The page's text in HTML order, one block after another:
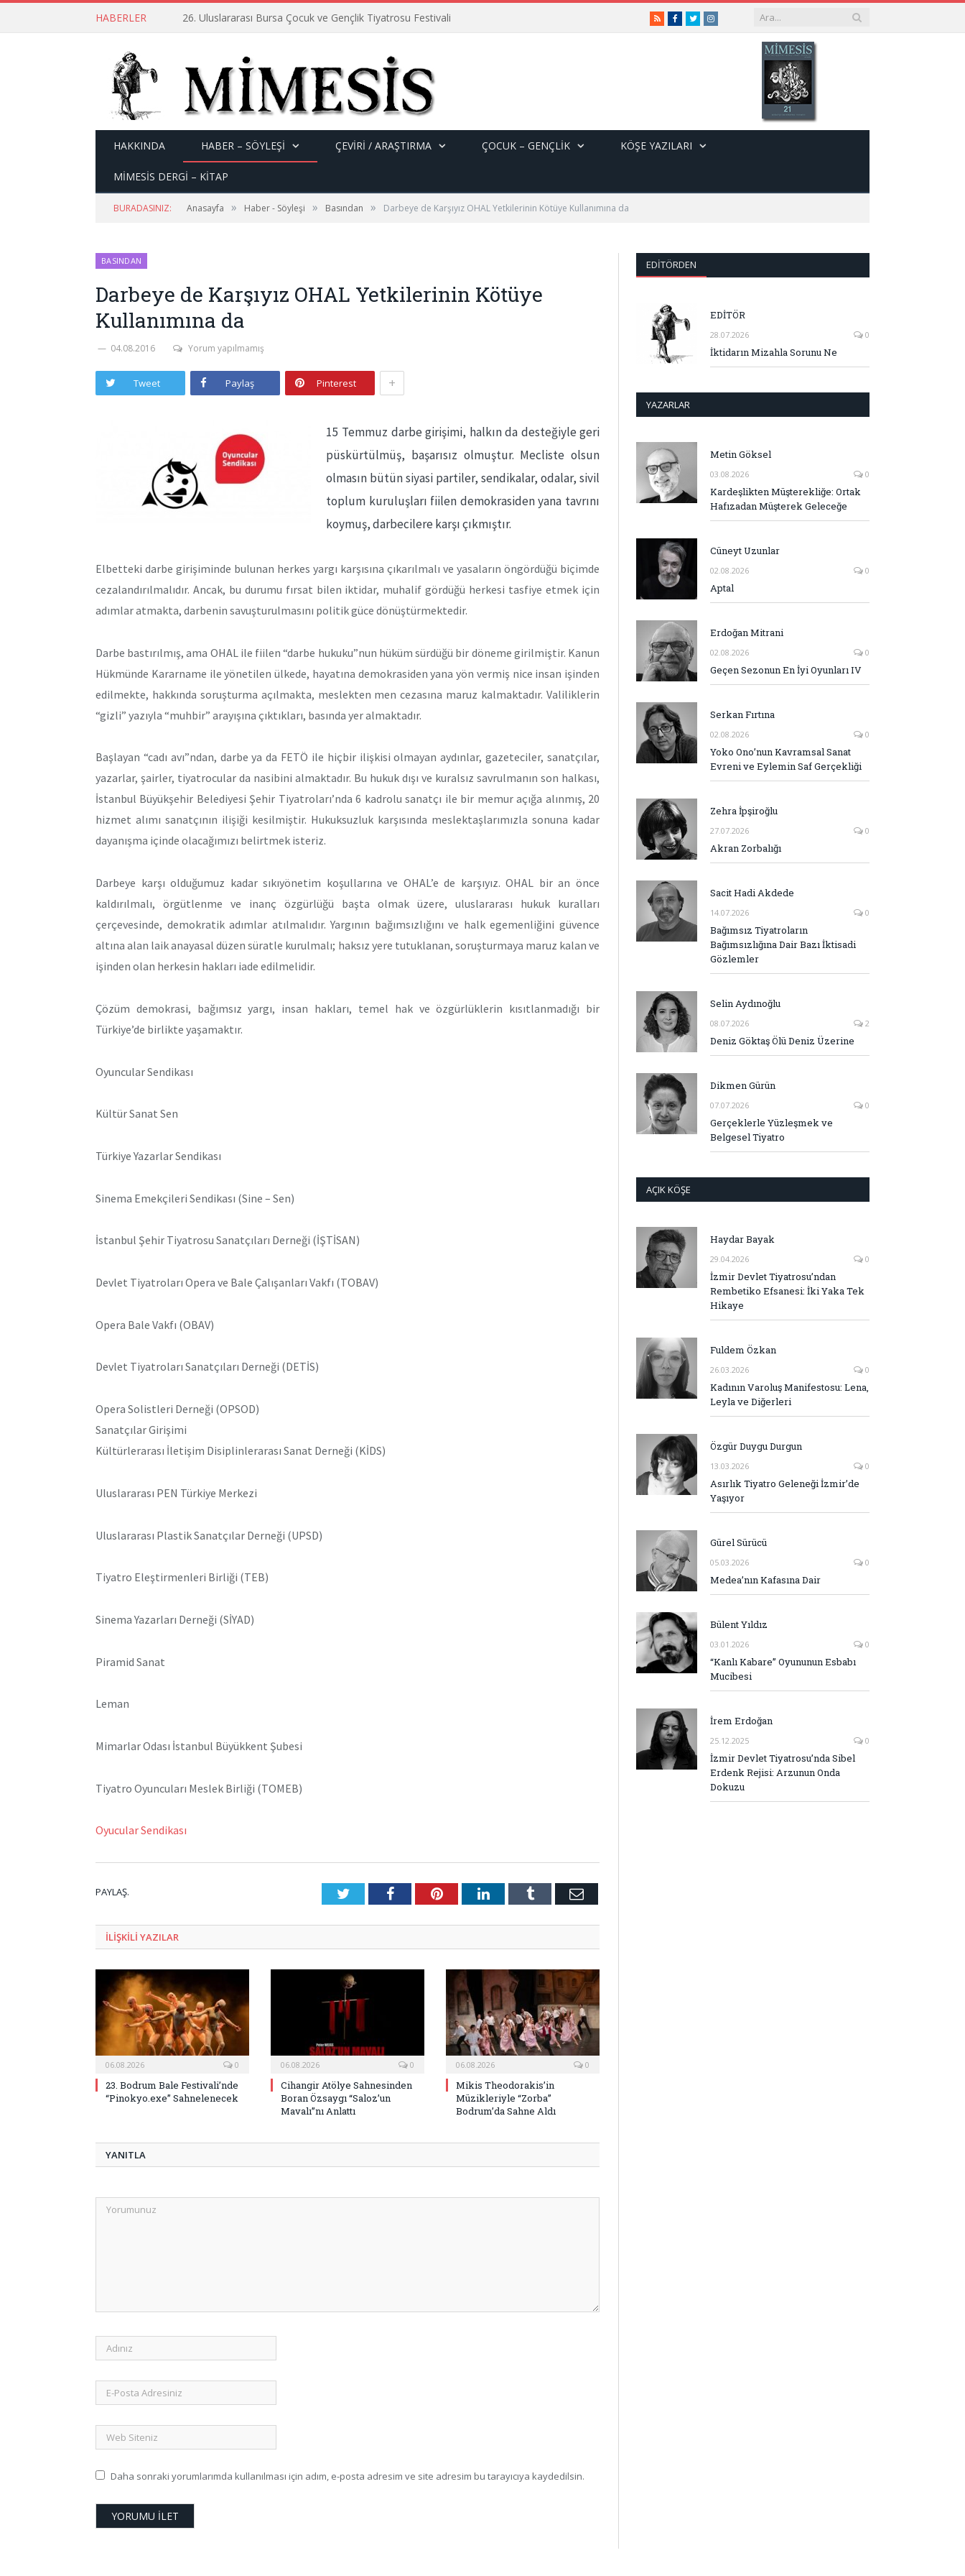
HABERLER 26. Uluslararası Bursa Çocuk ve Gençlik Tiyatrosu Festivali RSSFacebook
TwitterInstagram
HAKKINDA HABER – SÖYLEŞI ÇEVİRİ / ARAŞTIRMA ÇOCUK – GENÇLIK KÖŞE YAZILARI
MİMESİS DERGİ – KİTAP
BURADASINIZ: Anasayfa » Haber - Söyleşi » Basından » Darbeye de Karşıyız OHAL Yetkilerinin Kötüye Kullanımına da
BASINDAN
Darbeye de Karşıyız OHAL Yetkilerinin Kötüye
Kullanımına da
04.08.2016 Yorum yapılmamış
Tweet Paylaş Pinterest +
15 Temmuz darbe girişimi, halkın da desteğiyle geri
püskürtülmüş, başarısız olmuştur. Mecliste olsun
olmasın bütün siyasi partiler, sendikalar, odalar, sivil
toplum kuruluşları fiilen demokrasiden yana tavrını
koymuş, darbecilere karşı çıkmıştır.
Elbetteki darbe girişiminde bulunan herkes yargı karşısına çıkarılmalı ve yasaların öngördüğü biçimde
cezalandırılmalıdır. Ancak, bu durumu fırsat bilen iktidar, muhalif gördüğü herkesi tasfiye etmek için
adımlar atmakta, darbenin savuşturulmasını politik güce dönüştürmektedir.
Darbe bastırılmış, ama OHAL ile fiilen “darbe hukuku”nun hüküm sürdüğü bir döneme girilmiştir. Kanun
Hükmünde Kararname ile yönetilen ülkede, hayatına demokrasiden yana yön vermiş nice insan işinden
edilmekte, hakkında soruşturma açılmakta, meslekten men cezasına maruz kalmaktadır. Valiliklerin
“gizli” yazıyla “muhbir” arayışına çıktıkları, basında yer almaktadır.
Başlayan “cadı avı”ndan, darbe ya da FETÖ ile hiçbir ilişkisi olmayan aydınlar, gazeteciler, sanatçılar,
yazarlar, şairler, tiyatrocular da nasibini almaktadır. Bu hukuk dışı ve kuralsız savrulmanın son halkası,
İstanbul Büyükşehir Belediyesi Şehir Tiyatroları’nda 6 kadrolu sanatçı ile bir memur açığa alınmış, 20
hizmet alımı sanatçının ilişiği kesilmiştir. Hukuksuzluk karşısında meslektaşlarımızla sonuna kadar
dayanışma içinde olacağımızı belirtmek isteriz.
Darbeye karşı olduğumuz kadar sıkıyönetim koşullarına ve OHAL’e de karşıyız. OHAL bir an önce
kaldırılmalı, örgütlenme ve inanç özgürlüğü başta olmak üzere, uluslararası hukuk kuralları
çerçevesinde, demokratik adımlar atılmalıdır. Yargının bağımsızlığını ve halk egemenliğini güvence
altına alan laik anayasal düzen süratle kurulmalı; haksız yere tutuklanan, soruşturmaya maruz kalan ve
işinden olan herkesin hakları iade edilmelidir.
Çözüm demokrasi, bağımsız yargı, insan hakları, temel hak ve özgürlüklerin kısıtlanmadığı bir
Türkiye’de birlikte yaşamaktır.
Oyuncular Sendikası
Kültür Sanat Sen
Türkiye Yazarlar Sendikası
Sinema Emekçileri Sendikası (Sine – Sen)
İstanbul Şehir Tiyatrosu Sanatçıları Derneği (İŞTİSAN)
Devlet Tiyatroları Opera ve Bale Çalışanları Vakfı (TOBAV)
Opera Bale Vakfı (OBAV)
Devlet Tiyatroları Sanatçıları Derneği (DETİS)
Opera Solistleri Derneği (OPSOD)
Sanatçılar Girişimi
Kültürlerarası İletişim Disiplinlerarası Sanat Derneği (KİDS)
Uluslararası PEN Türkiye Merkezi
Uluslararası Plastik Sanatçılar Derneği (UPSD)
Tiyatro Eleştirmenleri Birliği (TEB)
Sinema Yazarları Derneği (SİYAD)
Piramid Sanat
Leman
Mimarlar Odası İstanbul Büyükkent Şubesi
Tiyatro Oyuncuları Meslek Birliği (TOMEB)
Oyucular Sendikası
PAYLAŞ. TwitterFacebookPinterestLinkedInTumblr E-
ILIŞKILI YAZILAR
06.08.2026 0
23. Bodrum Bale Festivali’nde
“Pinokyo.exe” Sahnelenecek
06.08.2026 0
Cihangir Atölye Sahnesinden
Boran Özsaygı “Saloz’un
Mavalı”nı Anlattı
06.08.2026 0
Mikis Theodorakis’in
Müzikleriyle “Zorba”
Bodrum’da Sahne Aldı
YANITLA
Daha sonraki yorumlarımda kullanılması için adım, e-posta adresim ve site adresim bu tarayıcıya kaydedilsin.
EDITÖRDEN
EDİTÖR
28.07.2026 0
İktidarın Mizahla Sorunu Ne
YAZARLAR
Metin Göksel
03.08.2026 0
Kardeşlikten Müşterekliğe: Ortak
Hafızadan Müşterek Geleceğe
Cüneyt Uzunlar
02.08.2026 0
Aptal
Erdoğan Mitrani
02.08.2026 0
Geçen Sezonun En İyi Oyunları IV
Serkan Fırtına
02.08.2026 0
Yoko Ono’nun Kavramsal Sanat
Evreni ve Eylemin Saf Gerçekliği
Zehra İpşiroğlu
27.07.2026 0
Akran Zorbalığı
Sacit Hadi Akdede
14.07.2026 0
Bağımsız Tiyatroların
Bağımsızlığına Dair Bazı İktisadi
Gözlemler
Selin Aydınoğlu
08.07.2026 2
Deniz Göktaş Ölü Deniz Üzerine
Dikmen Gürün
07.07.2026 0
Gerçeklerle Yüzleşmek ve
Belgesel Tiyatro
AÇIK KÖŞE
Haydar Bayak
29.04.2026 0
İzmir Devlet Tiyatrosu’ndan
Rembetiko Efsanesi: İki Yaka Tek
Hikaye
Fuldem Özkan
26.03.2026 0
Kadının Varoluş Manifestosu: Lena,
Leyla ve Diğerleri
Özgür Duygu Durgun
13.03.2026 0
Asırlık Tiyatro Geleneği İzmir’de
Yaşıyor
Gürel Sürücü
05.03.2026 0
Medea’nın Kafasına Dair
Bülent Yıldız
03.01.2026 0
“Kanlı Kabare” Oyununun Esbabı
Mucibesi
İrem Erdoğan
25.12.2025 0
İzmir Devlet Tiyatrosu’nda Sibel
Erdenk Rejisi: Arzunun Onda
Dokuzu